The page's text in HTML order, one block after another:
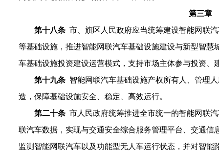
第三章
第十八条 市、旗区人民政府应当统筹建设智能网联
等基础设施，推进智能网联汽车基础设施建设与新型智
车基础设施投资建设运营模式，支持市场主体参与投资、
第十九条 智能网联汽车基础设施产权所有人、管理
造，保障基础设施安全、稳定、高效运行。
第二十条 市人民政府统筹推进全市统一的智能网联
联汽车数据，实现与交通安全综合服务管理平台、交通
监测智能网联汽车以及功能型无人车运行状态，并对智